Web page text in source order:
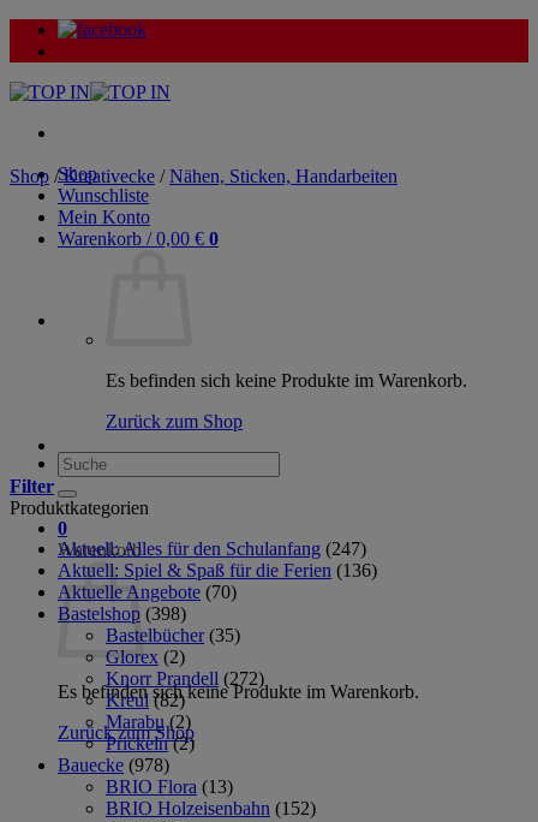
Zum
Inhalt
Shop
Wunschliste
Mein Konto
Warenkorb /0,00 € 0
Es befinden sich keine Produkte im Warenkorb.
Zurück zum Shop
Suche
nach:
0
Warenkorb
Es befinden sich keine Produkte im Warenkorb.
Zurück zum Shop
Shop / Kreativecke / Nähen, Sticken, Handarbeiten
Filter
Produktkategorien
Aktuell: Alles für den Schulanfang (247)
Aktuell: Spiel & Spaß für die Ferien (136)
Aktuelle Angebote (70)
Bastelshop (398)
Bastelbücher (35)
Glorex (2)
Knorr Prandell (272)
Kreul (82)
Marabu (2)
Prickeln (2)
Bauecke (978)
BRIO Flora (13)
BRIO Holzeisenbahn (152)